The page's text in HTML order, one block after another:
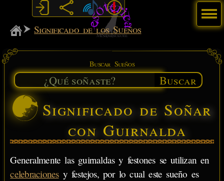
MiSabueso
Significado de los Sueños
Buscar Sueños
Buscar
Significado de Soñar
con Guirnalda
Generalmente las guirnaldas y festones se utilizan en
celebracionesy festejos, por lo cual este sueño es
Menú